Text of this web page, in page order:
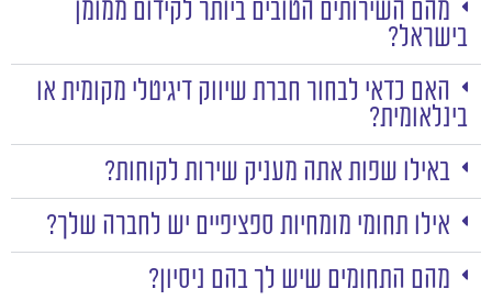
מהם השירותים הטובים ביותר לקידום ממומן
בישראל?
האם כדאי לבחור חברת שיווק דיגיטלי מקומית או
בינלאומית?
באילו שפות אתה מעניק שירות לקוחות?
אילו תחומי מומחיות ספציפיים יש לחברה שלך?
מהם התחומים שיש לך בהם ניסיון?